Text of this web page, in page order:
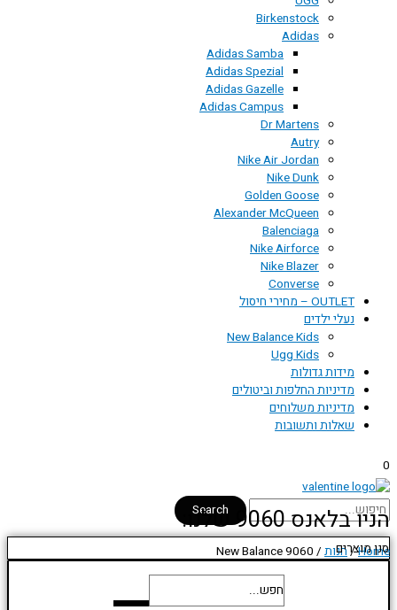
Birkenstock
Adidas
Adidas Samba
Adidas Spezial
Adidas Gazelle
Adidas Campus
Dr Martens
Autry
Nike Air Jordan
Nike Dunk
Golden Goose
Alexander McQueen
Balenciaga
Nike Airforce
Nike Blazer
Converse
OUTLET – מחירי חיסול
נעלי ילדים
New Balance Kids
Ugg Kids
מידות גדולות
מדיניות החלפות וביטולים
מדיניות משלוחים
שאלות ותשובות
0
Search
Home
/חנות / New Balance 9060
הניו בלאנס 9060 שלנו:
סנן מוצרים